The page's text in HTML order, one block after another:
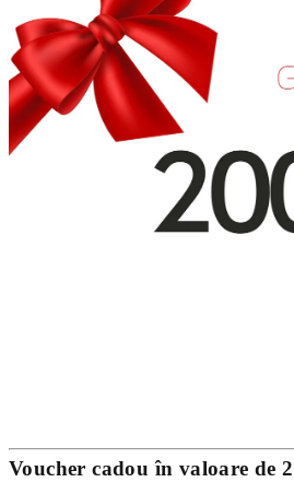
Voucher cadou în valoare de